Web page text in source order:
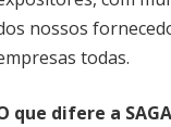
nossos
todas.
que difere a